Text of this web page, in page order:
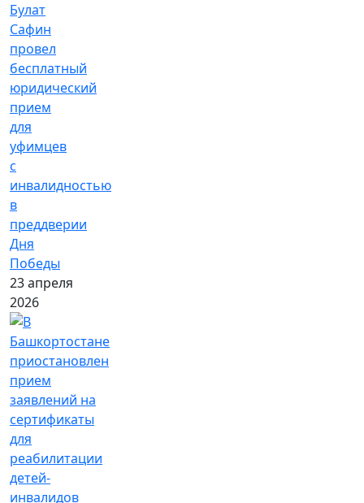
Булат
Сафин
провел
бесплатный
юридический
прием
для
уфимцев
с
инвалидностью
в
преддверии
Дня
Победы
23 апреля
2026